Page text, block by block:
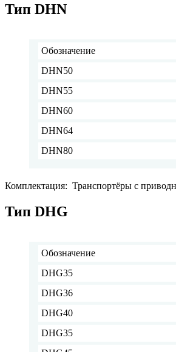
Тип DHN
Обозначение
DHN50
DHN55
DHN60
DHN64
DHN80
Комплектация: Транспортёры с
Тип DHG
Обозначение
DHG35
DHG36
DHG40
DHG35